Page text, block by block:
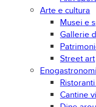
Arte e cultura
Musei e
Gallerie
Street art
Cantine